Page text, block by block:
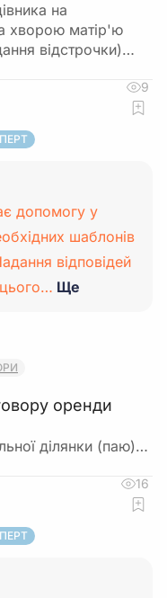
на
хворою матір'ю
відстрочки)…
9
допомогу у
шаблонів
відповідей
Ще
оренди
ділянки (паю)…
16